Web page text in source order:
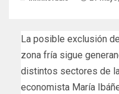
La posible exclusión
zona fría sigue
distintos sectores de
economista María